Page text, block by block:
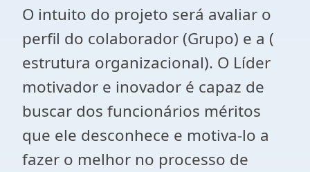
O intuito do projeto será avaliar o
perfil do colaborador (Grupo) e a (
estrutura organizacional). O Líder
motivador e inovador é capaz de
buscar dos funcionários méritos
que ele desconhece e motiva-lo a
fazer o melhor no processo de